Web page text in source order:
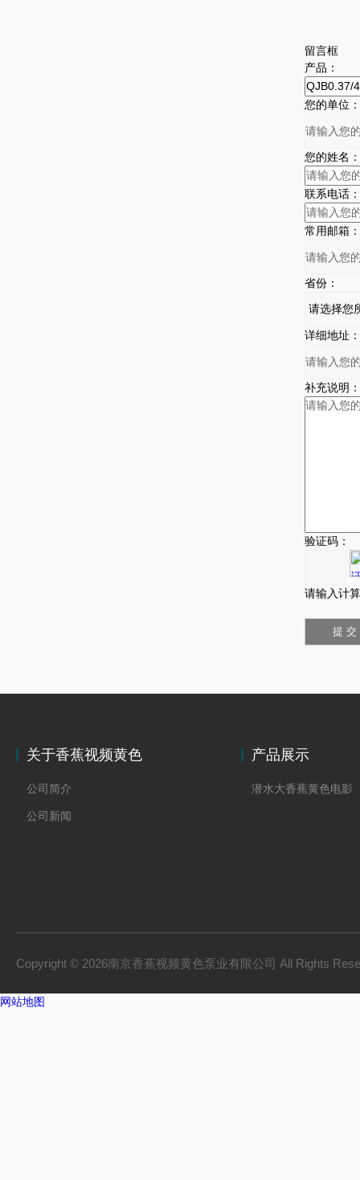
留言框
产品：
您的单位：
您的姓名：
联系电话：
常用邮箱：
省份：
详细地址：
补充说明：
验证码：
请输入计
关于香蕉视频黄色
公司简介
公司新闻
产品展示
潜水大香蕉黄色电影
Copyright © 2026南京香蕉视频黄色泵业有限公司 All Rights
网站地图